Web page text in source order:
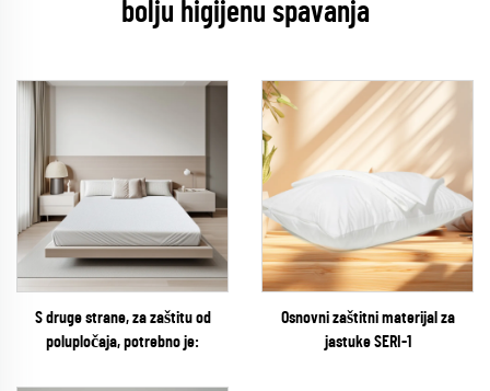
bolju higijenu spavanja
S druge strane, za zaštitu od
polupločaja, potrebno je:
Osnovni zaštitni materijal za
jastuke SERI-1